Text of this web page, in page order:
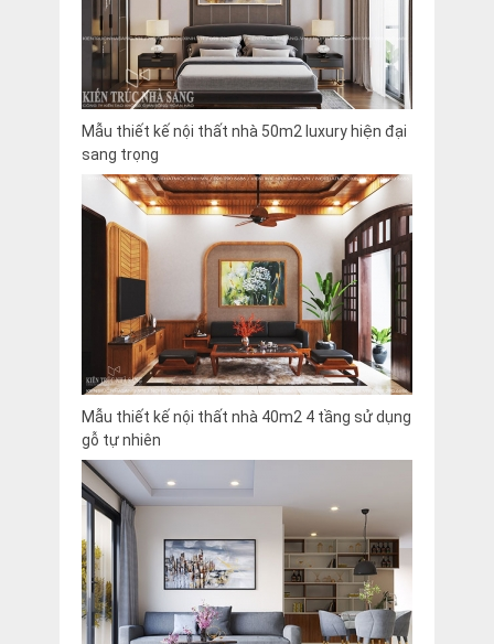
Mẫu thiết kế nội thất nhà 50m2 luxury hiện đại
sang trọng
Mẫu thiết kế nội thất nhà 40m2 4 tầng sử dụng
gỗ tự nhiên